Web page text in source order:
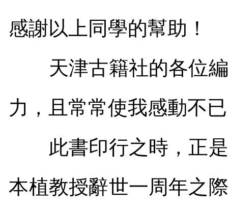
感謝以上同學的幫助！
天津古籍社的各位編
力，且常常使我感動不
此書印行之時，正是
本植教授辭世一周年之